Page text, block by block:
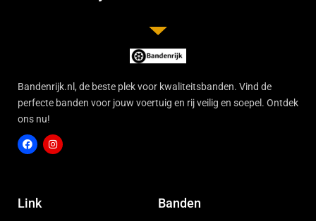
Bandenrijk.nl, de beste plek voor kwaliteitsbanden. Vind de
perfecte banden voor jouw voertuig en rij veilig en soepel. Ontdek
ons nu!
c
e
Link Banden